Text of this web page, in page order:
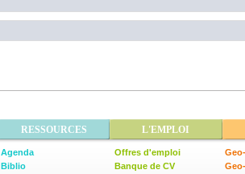
RESSOURCES L'EMPLOI
Agenda
Biblio
Offres d'emploi
Banque de CV